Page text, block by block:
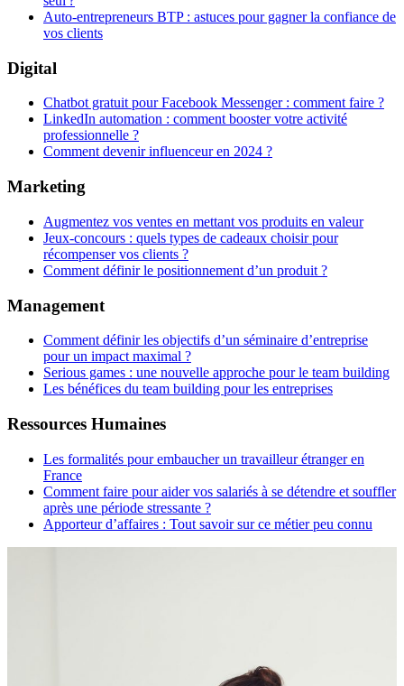
Auto-entrepreneurs BTP : astuces pour gagner la confiance de
vos clients
Digital
Chatbot gratuit pour Facebook Messenger : comment faire ?
LinkedIn automation : comment booster votre activité
professionnelle ?
Comment devenir influenceur en 2024 ?
Marketing
Augmentez vos ventes en mettant vos produits en valeur
Jeux-concours : quels types de cadeaux choisir pour
récompenser vos clients ?
Comment définir le positionnement d’un produit ?
Management
Comment définir les objectifs d’un séminaire d’entreprise
pour un impact maximal ?
Serious games : une nouvelle approche pour le team building
Les bénéfices du team building pour les entreprises
Ressources Humaines
Les formalités pour embaucher un travailleur étranger en
France
Comment faire pour aider vos salariés à se détendre et souffler
après une période stressante ?
Apporteur d’affaires : Tout savoir sur ce métier peu connu